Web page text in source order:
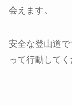
会えます。
安全な登山道
って行動してく